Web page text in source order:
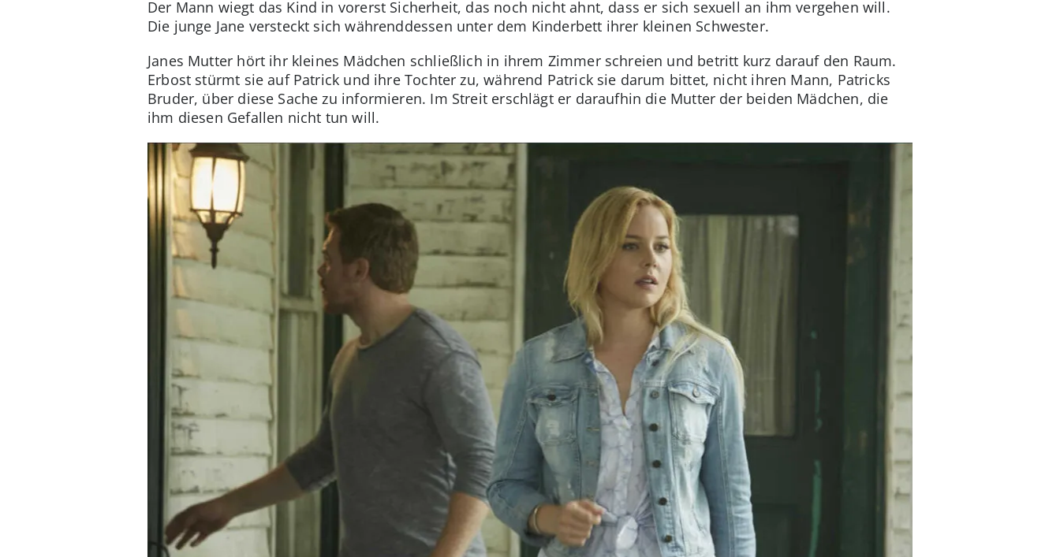
Der Mann wiegt das Kind in vorerst Sicherheit, das noch nicht ahnt, dass er sich sexuell an ihm vergehen will.
Die junge Jane versteckt sich währenddessen unter dem Kinderbett ihrer kleinen Schwester.
Janes Mutter hört ihr kleines Mädchen schließlich in ihrem Zimmer schreien und betritt kurz darauf den Raum.
Erbost stürmt sie auf Patrick und ihre Tochter zu, während Patrick sie darum bittet, nicht ihren Mann, Patricks
Bruder, über diese Sache zu informieren. Im Streit erschlägt er daraufhin die Mutter der beiden Mädchen, die
ihm diesen Gefallen nicht tun will.